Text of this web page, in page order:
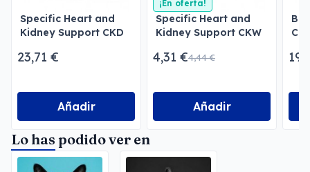
Specific Heart and
Kidney Support CKD
23,71 €
Añadir
¡En oferta!
Specific Heart and
Kidney Support CKW
4,31 €4,44 €
Añadir
Lo has podido ver en